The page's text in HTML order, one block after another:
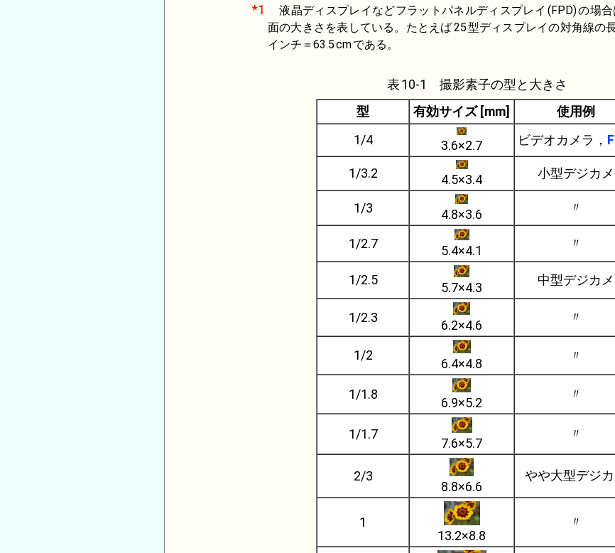
*1 液晶ディスプレイなどフラットパネルディスプレイ (FPD)の場合
面の大きさを表している。たとえば25型ディスプレイの対角線の
インチ＝ 63.5cmである。
表10-1 撮影素子の型と大きさ
型
有効サイズ [mm]
使用例
1/4
3.6×2.7 ビデオカメラ，
1/3.2 4.5×3.4 小型デジカメ
1/3 4.8×3.6 〃
1/2.7 5.4×4.1
〃
1/2.5
5.7×4.3
中型デジカメ
1/2.3
6.2×4.6
〃
1/2
6.4×4.8
〃
1/1.8
6.9×5.2
〃
1/1.7
7.6×5.7
〃
2/3
8.8×6.6
やや大型デジ
1
13.2×8.8
〃